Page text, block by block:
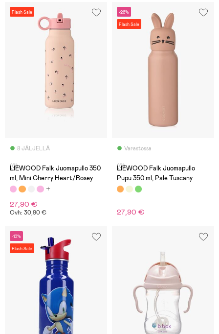
Flash Sale
8 JÄLJELLÄ
(0)
LIEWOOD Falk Juomapullo 350
ml, Mini Cherry Heart/Rosey
27,90 €
Ovh: 30,90 €
-26%
Flash Sale
Varastossa
(0)
LIEWOOD Falk Juomapullo
Pupu 350 ml, Pale Tuscany
27,90 €
-13%
Flash Sale